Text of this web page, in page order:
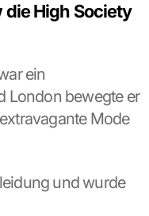
High Society
ein
London bewegte er
Mode
und wurde